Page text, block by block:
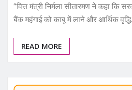
“वित्त मंत्री निर्मला सीतारमण ने कहा कि
बैंक महंगाई को काबू में लाने और आर्थिक
READ MORE